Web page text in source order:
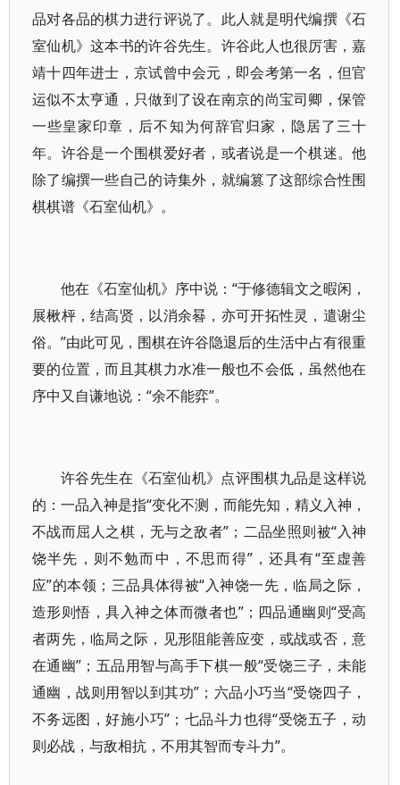
品对各品的棋力进行评说了。此人就是明代编撰《石
室仙机》这本书的许谷先生。许谷此人也很厉害，嘉
靖十四年进士，京试曾中会元，即会考第一名，但官
运似不太亨通，只做到了设在南京的尚宝司卿，保管
一些皇家印章，后不知为何辞官归家，隐居了三十
年。许谷是一个围棋爱好者，或者说是一个棋迷。他
除了编撰一些自己的诗集外，就编篡了这部综合性围
棋棋谱《石室仙机》。
他在《石室仙机》序中说：“于修德辑文之暇闲，
展楸枰，结高贤，以消余晷，亦可开拓性灵，遣谢尘
俗。”由此可见，围棋在许谷隐退后的生活中占有很重
要的位置，而且其棋力水准一般也不会低，虽然他在
序中又自谦地说：“余不能弈”。
许谷先生在《石室仙机》点评围棋九品是这样说
的：一品入神是指“变化不测，而能先知，精义入神，
不战而屈人之棋，无与之敌者”；二品坐照则被“入神
饶半先，则不勉而中，不思而得”，还具有“至虚善
应”的本领；三品具体得被“入神饶一先，临局之际，
造形则悟，具入神之体而微者也”；四品通幽则“受高
者两先，临局之际，见形阻能善应变，或战或否，意
在通幽”；五品用智与高手下棋一般“受饶三子，未能
通幽，战则用智以到其功”；六品小巧当“受饶四子，
不务远图，好施小巧”；七品斗力也得“受饶五子，动
则必战，与敌相抗，不用其智而专斗力”。